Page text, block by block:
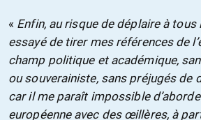
« Enfin, au risque de déplaire à tous
essayé de tirer mes références de
champ politique et académique,
ou souverainiste, sans préjugés de
car il me paraît impossible
européenne avec des œillères, à